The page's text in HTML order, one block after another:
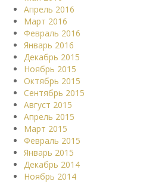
Апрель 2016
Март 2016
Февраль 2016
Январь 2016
Декабрь 2015
Ноябрь 2015
Октябрь 2015
Сентябрь 2015
Август 2015
Апрель 2015
Март 2015
Февраль 2015
Январь 2015
Декабрь 2014
Ноябрь 2014